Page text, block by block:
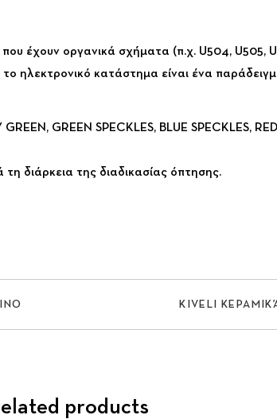
έχουν οργανικά σχήματα (π.χ. U504, U505,
ηλεκτρονικό κατάστημα είναι ένα
GREEN SPECKLES, BLUE SPECKLES,
διάρκεια της διαδικασίας όπτησης.
KIVELI
products